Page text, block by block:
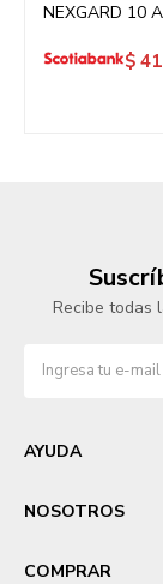
NEXGARD 10
$
Recibe todas
AYUDA
NOSOTROS
COMPRAR